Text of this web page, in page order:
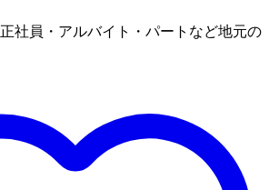
正社員・アルバイト・パートなど地元の